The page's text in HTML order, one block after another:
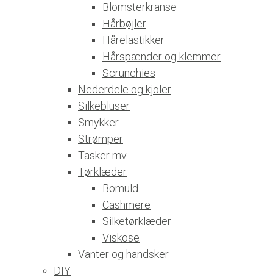
Blomsterkranse
Hårbøjler
Hårelastikker
Hårspænder og klemmer
Scrunchies
Nederdele og kjoler
Silkebluser
Smykker
Strømper
Tasker mv.
Tørklæder
Bomuld
Cashmere
Silketørklæder
Viskose
Vanter og handsker
DIY